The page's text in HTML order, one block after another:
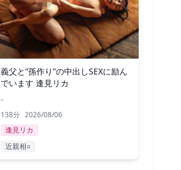
義父と”孫作り”の中出しSEXに励ん
でいます 逢見リカ
-
138分 2026/08/06
逢見リカ
近親相○